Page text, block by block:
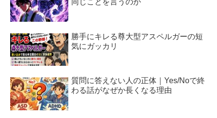
同じことを言うのか
勝手にキレる尊大型アスペルガーの短
気にガッカリ
質問に答えない人の正体｜Yes/Noで終
わる話がなぜか長くなる理由